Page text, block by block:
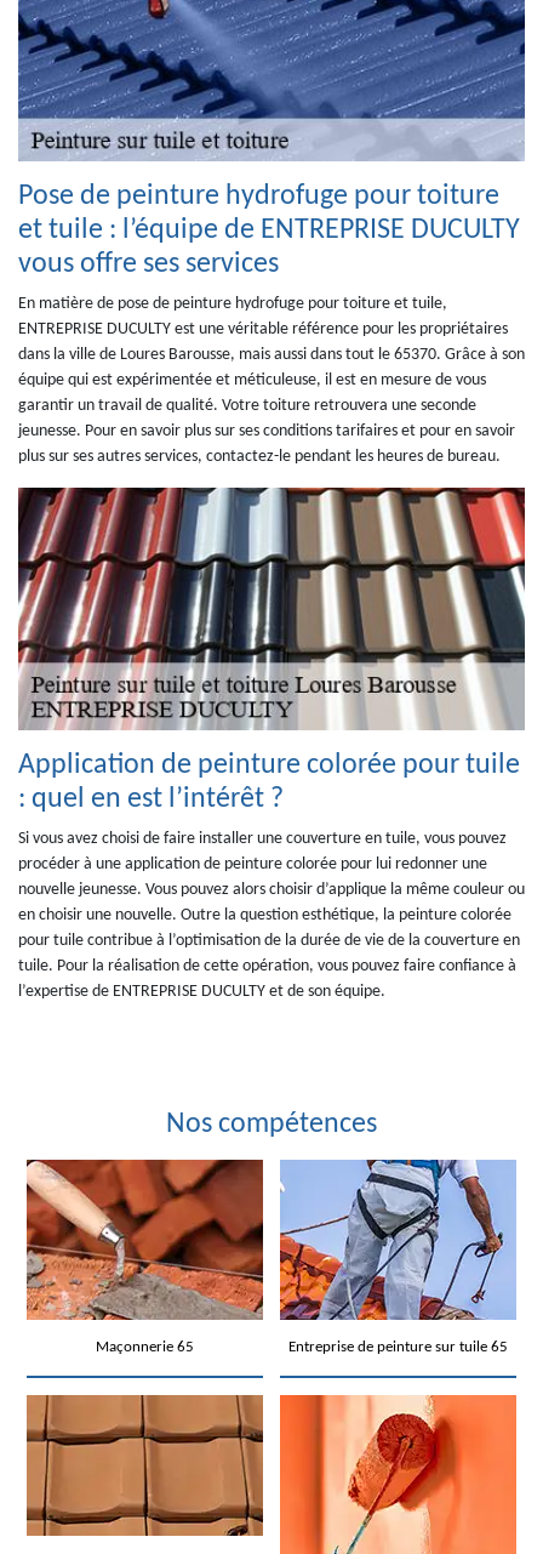
Pose de peinture hydrofuge pour toiture
et tuile : l’équipe de ENTREPRISE DUCULTY
vous offre ses services
En matière de pose de peinture hydrofuge pour toiture et tuile,
ENTREPRISE DUCULTY est une véritable référence pour les propriétaires
dans la ville de Loures Barousse, mais aussi dans tout le 65370. Grâce à son
équipe qui est expérimentée et méticuleuse, il est en mesure de vous
garantir un travail de qualité. Votre toiture retrouvera une seconde
jeunesse. Pour en savoir plus sur ses conditions tarifaires et pour en savoir
plus sur ses autres services, contactez-le pendant les heures de bureau.
Application de peinture colorée pour tuile
: quel en est l’intérêt ?
Si vous avez choisi de faire installer une couverture en tuile, vous pouvez
procéder à une application de peinture colorée pour lui redonner une
nouvelle jeunesse. Vous pouvez alors choisir d’applique la même couleur ou
en choisir une nouvelle. Outre la question esthétique, la peinture colorée
pour tuile contribue à l’optimisation de la durée de vie de la couverture en
tuile. Pour la réalisation de cette opération, vous pouvez faire confiance à
l’expertise de ENTREPRISE DUCULTY et de son équipe.
Nos compétences
Maçonnerie 65 Entreprise de peinture sur tuile 65